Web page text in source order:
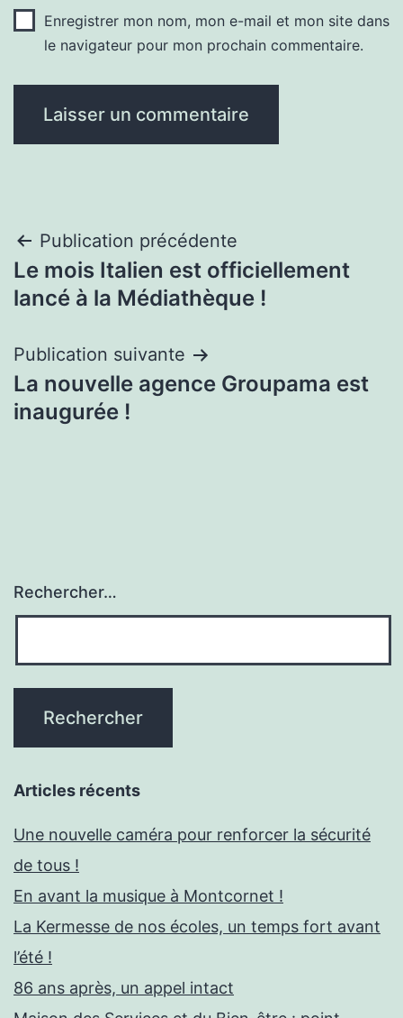
Enregistrer mon nom, mon e-mail et mon site dans
le navigateur pour mon prochain commentaire.
Navigation
de
Publication précédente
Le mois Italien est officiellement
lancé à la Médiathèque !
Publication suivante
La nouvelle agence Groupama est
inaugurée !
Rechercher…
Articles récents
Une nouvelle caméra pour renforcer la sécurité
de tous !
En avant la musique à Montcornet !
La Kermesse de nos écoles, un temps fort avant
l’été !
86 ans après, un appel intact